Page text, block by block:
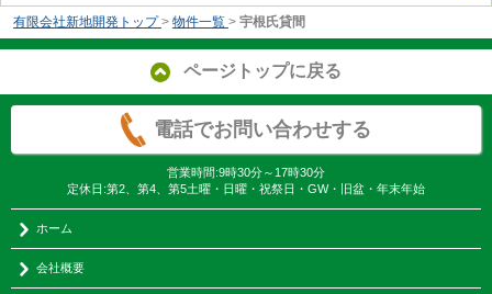
有限会社新地開発トップ > 物件一覧 > 宇根氏貸間
ページトップに戻る
電話でお問い合わせする
営業時間:9時30分～17時30分
定休日:第2、第4、第5土曜・日曜・祝祭日・GW・旧盆・年末年始
ホーム
会社概要